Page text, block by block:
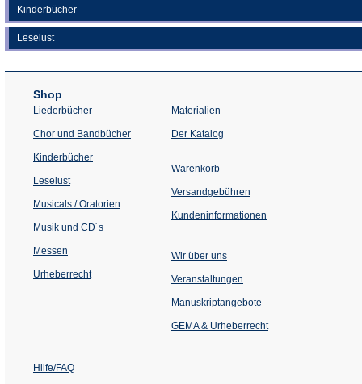
Kinderbücher
Leselust
Shop
Liederbücher
Chor und Bandbücher
Kinderbücher
Leselust
Musicals / Oratorien
Musik und CD´s
Messen
Urheberrecht
Materialien
Der Katalog
Warenkorb
Versandgebühren
Kundeninformationen
Wir über uns
Veranstaltungen
einem
Tab)
Manuskriptangebote
GEMA & Urheberrecht
Hilfe/FAQ